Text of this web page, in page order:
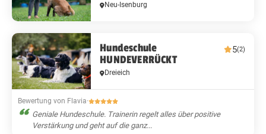
Neu-Isenburg
Hundeschule
HUNDEVERRÜCKT
5(2)
Dreieich
Bewertung von Flavia·
Geniale Hundeschule. Trainerin regelt alles über positive
Verstärkung und geht auf die ganz...